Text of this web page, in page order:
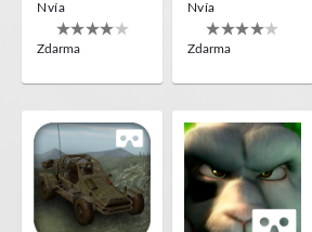
Nvía
Zdarma
Nvía
Zdarma